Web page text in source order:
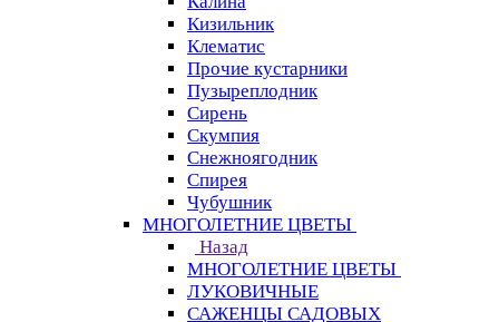
Кизильник
Клематис
Прочие кустарники
Пузыреплодник
Сирень
Скумпия
Снежноягодник
Спирея
Чубушник
МНОГОЛЕТНИЕ ЦВЕТЫ
Назад
МНОГОЛЕТНИЕ ЦВЕТЫ
ЛУКОВИЧНЫЕ
САЖЕНЦЫ САДОВЫХ